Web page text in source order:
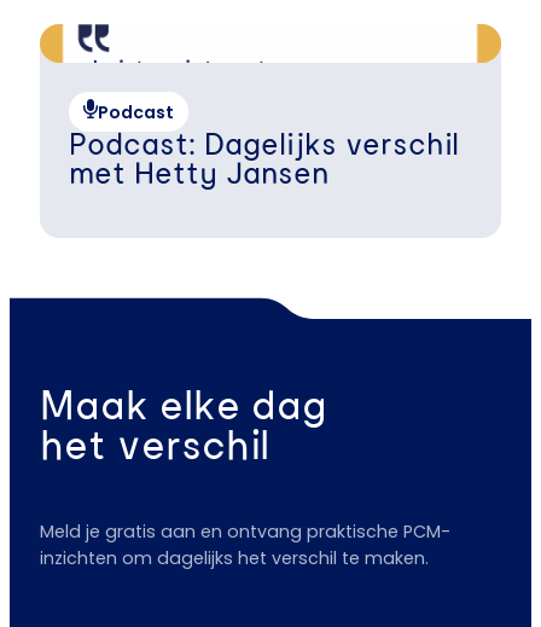
Podcast
Podcast: Dagelijks verschil
met Hetty Jansen
Maak elke dag
het verschil
Meld je gratis aan en ontvang praktische PCM-
inzichten om dagelijks het verschil te maken.